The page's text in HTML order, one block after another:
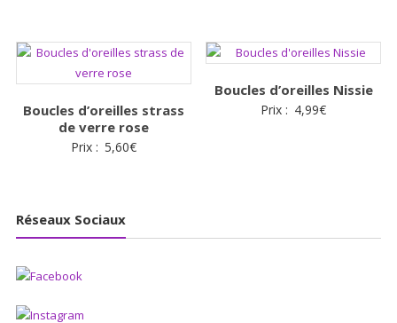
Boucles d’oreilles strass
de verre rose
Prix : 5,60€
Boucles d’oreilles Nissie
Prix : 4,99€
Réseaux Sociaux